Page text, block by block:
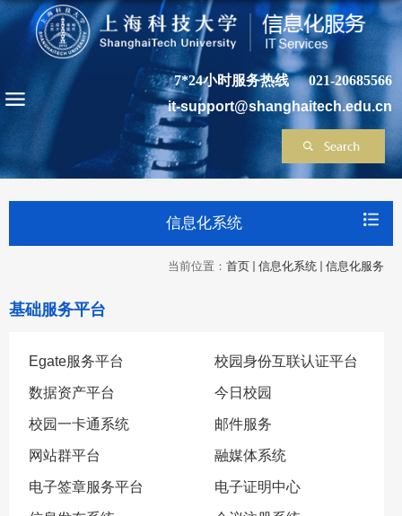
7*24小时服务热线
021-20685566
it-support@shanghaitech.edu.cn
信息化系统
当前位置： 首页 信息化系统 信息化服务
基础服务平台
Egate服务平台 校园身份互联认证平台
数据资产平台 今日校园
校园一卡通系统 邮件服务
网站群平台 融媒体系统
电子签章服务平台 电子证明中心